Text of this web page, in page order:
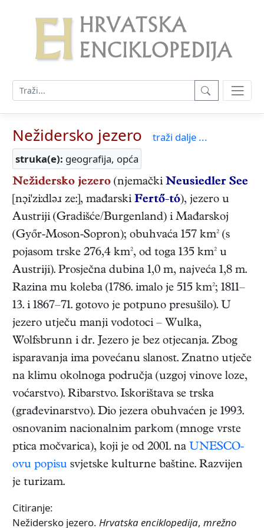
Nežidersko jezero
traži dalje ...
struka(e): geografija, opća
Nežidersko jezero (njemački Neusiedler See
[ni'zi:dləɹ ze:], mađarski Fertő-tó), jezero u
Austriji (Gradišće/Burgenland) i Mađarskoj
(Győr-Moson-Sopron); obuhvaća 157 km² (s
pojasom trske 276,4 km², od toga 135 km² u
Austriji). Prosječna dubina 1,0 m, najveća 1,8 m.
Razina mu koleba (1786. imalo je 515 km²; 1811–
13. i 1867–71. gotovo je potpuno presušilo). U
jezero utječu manji vodotoci – Wulka,
Wolfsbrunn i dr. Jezero je bez otjecanja. Zbog
isparavanja ima povećanu slanost. Znatno utječe
na klimu okolnoga područja (uzgoj vinove loze,
voćarstvo). Ribarstvo. Iskorištava se trska
(građevinarstvo). Dio jezera obuhvaćen je 1993.
osnovanim nacionalnim parkom (mnoge vrste
ptica močvarica), koji je od 2001. na UNESCO-
ovu popisu svjetske kulturne baštine. Razvijen
je turizam.
Citiranje:
Nežidersko jezero. Hrvatska enciklopedija, mrežno